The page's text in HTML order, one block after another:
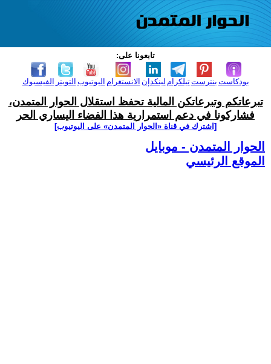
تابعونا على:
الفيسبوك التويتر اليوتيوب الانستغرام لينكدإن تيلكرامبنترست بودكاست
تبرعاتكم وتبرعاتكن المالية تحفظ استقلال الحوار المتمدن،
فشاركونا في دعم استمرارية هذا الفضاء اليساري الحر
[اشترك في قناة ‫«الحوار المتمدن» على اليوتيوب]
الحوار المتمدن - موبايل
الموقع الرئيسي